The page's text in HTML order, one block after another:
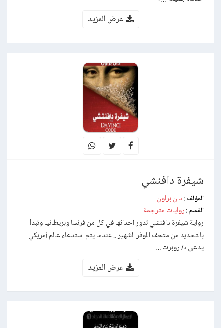
عرض المزيد
شيفرة دافنشي
المؤلف : دان براون
القسم : روايات مترجمة
رواية شيفرة دافنشي تدور احداثها في كل من فرنسا وبريطانيا وتبدأ
بالتحديد من متحف اللوفر الشهير .. عندما يتم استدعاء عالم أمريكي
يدعى د/ روبرت…
عرض المزيد